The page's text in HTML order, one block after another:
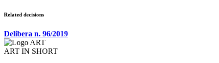
Related decisions
Delibera n. 96/2019
ART IN SHORT